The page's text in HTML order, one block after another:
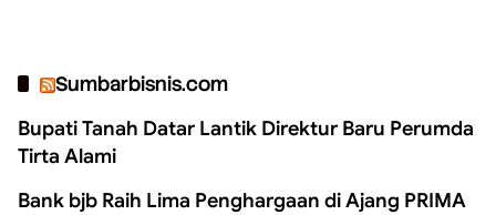
Sumbarbisnis.com
Bupati Tanah Datar Lantik Direktur Baru Perumda
Tirta Alami
Bank bjb Raih Lima Penghargaan di Ajang PRIMA